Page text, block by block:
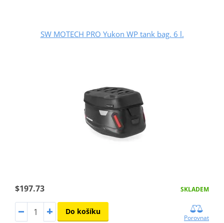
SW MOTECH PRO Yukon WP tank bag. 6 l.
$197.73 SKLADEM
Do košíku
Porovnat